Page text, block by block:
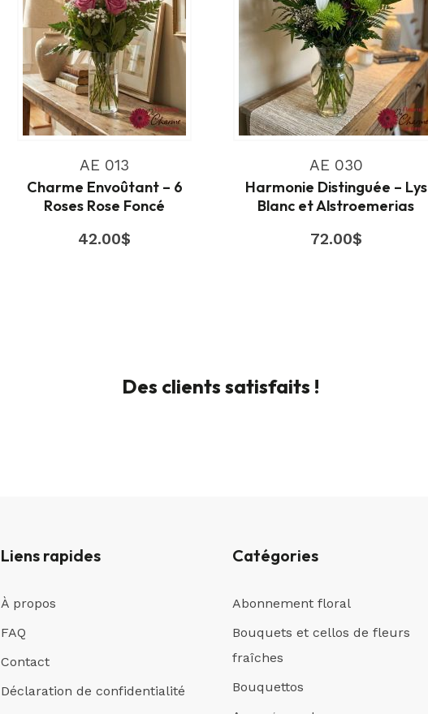
AE 013
Charme Envoûtant – 6
Roses Rose Foncé
42.00$
AE 030
Harmonie Distinguée – Lys
Blanc et Alstroemerias
72.00$
Des clients satisfaits !
Liens rapides
À propos
FAQ
Contact
Déclaration de confidentialité
Catégories
Abonnement floral
Bouquets et cellos de fleurs
fraîches
Bouquettos